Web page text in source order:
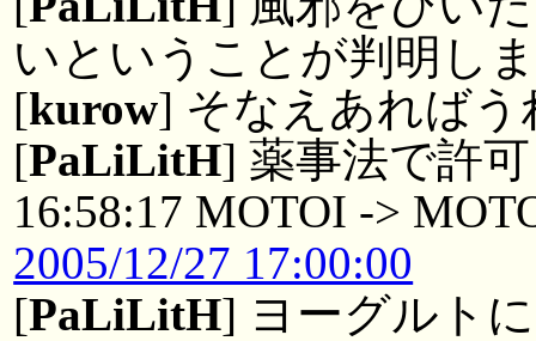
いということが判明し
[kurow] そなえあればう
[PaLiLitH] 薬事法で許
16:58:17 MOTOI ->
2005/12/27 17:00:00
[PaLiLitH] ヨーグルト